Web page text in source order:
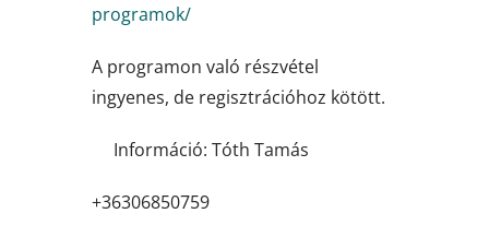
programok/
A programon való részvétel
ingyenes, de regisztrációhoz kötött.
Információ: Tóth Tamás
+36306850759